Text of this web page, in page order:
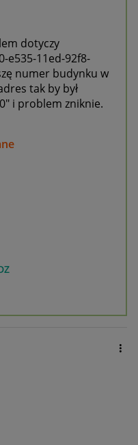
dotyczy
e535-11ed-92f8-
numer budynku w
tak by był
i problem zniknie.